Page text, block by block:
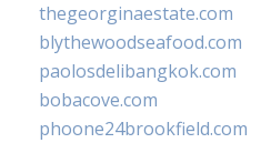
thegeorginaestate.com
blythewoodseafood.com
paolosdelibangkok.com
bobacove.com
phoone24brookfield.com